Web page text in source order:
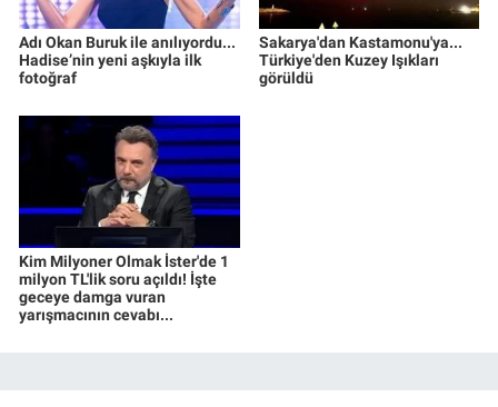
Adı Okan Buruk ile anılıyordu...
Hadise’nin yeni aşkıyla ilk
fotoğraf
Sakarya'dan Kastamonu'ya...
Türkiye'den Kuzey Işıkları
görüldü
Kim Milyoner Olmak İster'de 1
milyon TL'lik soru açıldı! İşte
geceye damga vuran
yarışmacının cevabı...